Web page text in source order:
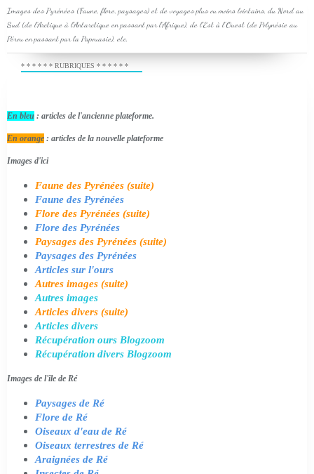
Images des Pyrénées (Faune, flore, paysages) et de voyages plus ou moins lointains, du Nord au
Sud (de l'Arctique à l'Antarctique en passant par l'Afrique), de l'Est à l'Ouest (de Polynésie au
Pérou en passant par la Papouasie), etc.
* * * * * * RUBRIQUES * * * * * *
En bleu : articles de l'ancienne plateforme.
En orange : articles de la nouvelle plateforme
Images d'ici
Faune des Pyrénées (suite)
Faune des Pyrénées
Flore des Pyrénées (suite)
Flore des Pyrénées
Paysages des Pyrénées (suite)
Paysages des Pyrénées
Articles sur l'ours
Autres images (suite)
Autres images
Articles divers (suite)
Articles divers
Récupération ours Blogzoom
Récupération divers Blogzoom
Images de l'île de Ré
Paysages de Ré
Flore de Ré
Oiseaux d'eau de Ré
Oiseaux terrestres de Ré
Araignées de Ré